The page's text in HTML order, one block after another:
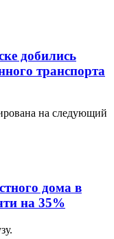
добились
транспорта
на следующий
дома в
на 35%